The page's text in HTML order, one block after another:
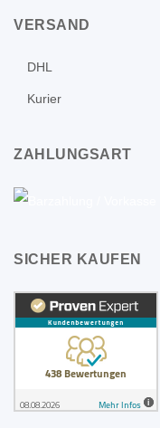
VERSAND
DHL
Kurier
ZAHLUNGSART
SICHER KAUFEN